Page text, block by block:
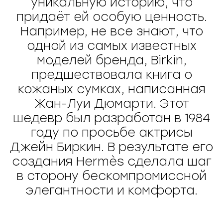
придаёт ей особую ценность.
Например, не все знают, что
одной из самых известных
моделей бренда, Birkin,
предшествовала книга о
кожаных сумках, написанная
Жан-Луи Дюмарти. Этот
шедевр был разработан в 1984
году по просьбе актрисы
Джейн Биркин. В результате его
создания Hermès сделала шаг
в сторону бескомпромиссной
элегантности и комфорта.